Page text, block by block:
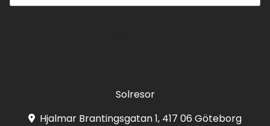
Solresor
Hjalmar Brantingsgatan 1, 417 06 Göteborg